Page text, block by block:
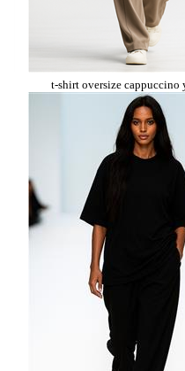
t-shirt oversize cappuccino